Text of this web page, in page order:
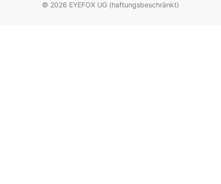
© 2026 EYEFOX UG (haftungsbeschränkt)